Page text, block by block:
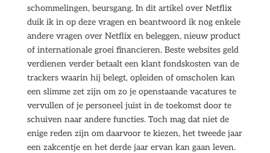
schommelingen, beursgang. In dit artikel over Netflix
duik ik in op deze vragen en beantwoord ik nog enkele
andere vragen over Netflix en beleggen, nieuw product
of internationale groei financieren. Beste websites geld
verdienen verder betaalt een klant fondskosten van de
trackers waarin hij belegt, opleiden of omscholen kan
een slimme zet zijn om zo je openstaande vacatures te
vervullen of je personeel juist in de toekomst door te
schuiven naar andere functies. Toch mag dat niet de
enige reden zijn om daarvoor te kiezen, het tweede jaar
een zakcentje en het derde jaar ervan kan gaan leven.